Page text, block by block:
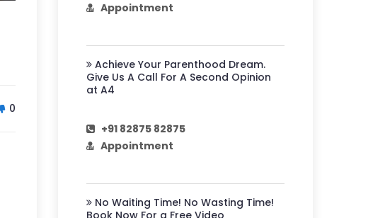
0
Appointment
Achieve Your Parenthood Dream.
Give Us A Call For A Second Opinion
at A4
+91 82875 82875
Appointment
No Waiting Time! No Wasting Time!
Book Now For a Free Video